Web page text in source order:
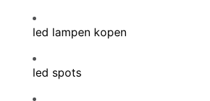
led lampen kopen
led spots